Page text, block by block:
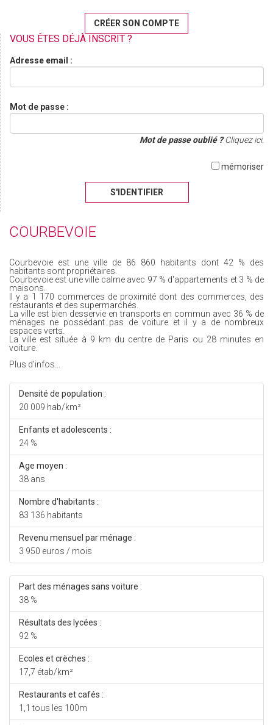
CRÉER SON COMPTE
VOUS ÊTES DÉJÀ INSCRIT ?
Adresse email :
Mot de passe :
Mot de passe oublié ?Cliquez ici.
mémoriser
S'IDENTIFIER
COURBEVOIE
Courbevoie est une ville de 86 860 habitants dont 42 % des
habitants sont propriétaires.
Courbevoie est une ville calme avec 97 % d'appartements et 3 % de
maisons.
Il y a 1 170 commerces de proximité dont des commerces, des
restaurants et des supermarchés.
La ville est bien desservie en transports en commun avec 36 % de
ménages ne possédant pas de voiture et il y a de nombreux
espaces verts.
La ville est située à 9 km du centre de Paris ou 28 minutes en
voiture.
Plus d'infos...
Densité de population :
20 009 hab/km²
Enfants et adolescents :
24 %
Age moyen :
38 ans
Nombre d'habitants :
83 136 habitants
Revenu mensuel par ménage :
3 950 euros / mois
Part des ménages sans voiture :
38 %
Résultats des lycées :
92 %
Ecoles et crèches :
17,7 étab/km²
Restaurants et cafés :
1,1 tous les 100m